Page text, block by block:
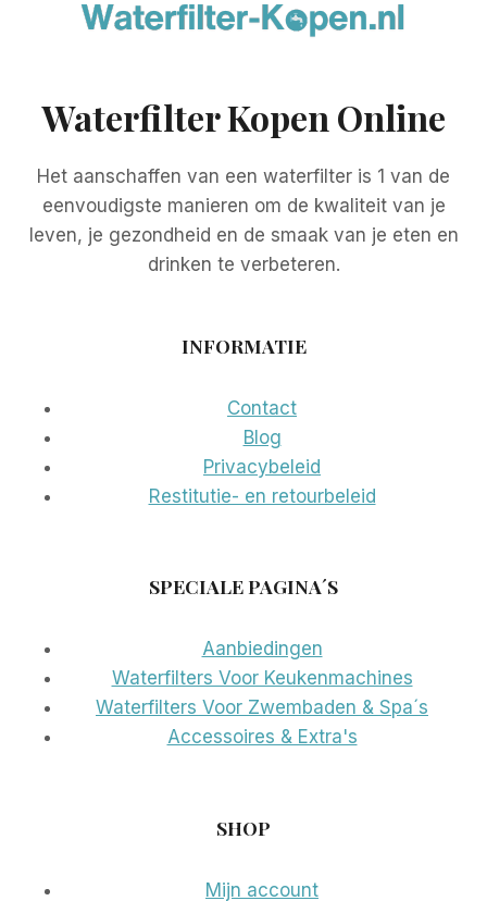
Waterfilter Kopen Online
Het aanschaffen van een waterfilter is 1 van de
eenvoudigste manieren om de kwaliteit van je
leven, je gezondheid en de smaak van je eten en
drinken te verbeteren.
INFORMATIE
Contact
Blog
Privacybeleid
Restitutie- en retourbeleid
SPECIALE PAGINA´S
Aanbiedingen
Waterfilters Voor Keukenmachines
Waterfilters Voor Zwembaden & Spa´s
Accessoires & Extra's
SHOP
Mijn account